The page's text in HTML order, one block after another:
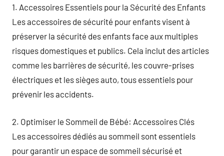
1. Accessoires Essentiels pour la Sécurité des Enfants
Les accessoires de sécurité pour enfants visent à
préserver la sécurité des enfants face aux multiples
risques domestiques et publics. Cela inclut des articles
comme les barrières de sécurité, les couvre-prises
électriques et les sièges auto, tous essentiels pour
prévenir les accidents.
2. Optimiser le Sommeil de Bébé: Accessoires Clés
Les accessoires dédiés au sommeil sont essentiels
pour garantir un espace de sommeil sécurisé et